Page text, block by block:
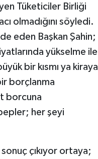
Tüketiciler Birliği
olmadığını söyledi.
eden Başkan Şahin;
yükselme ile
bir kısmı ya kiraya
borçlanma
borcuna
her şeyi
çıkıyor ortaya;